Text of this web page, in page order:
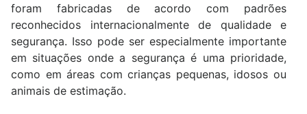
foram fabricadas de acordo com padrões
reconhecidos internacionalmente de qualidade e
segurança. Isso pode ser especialmente importante
em situações onde a segurança é uma prioridade,
como em áreas com crianças pequenas, idosos ou
animais de estimação.